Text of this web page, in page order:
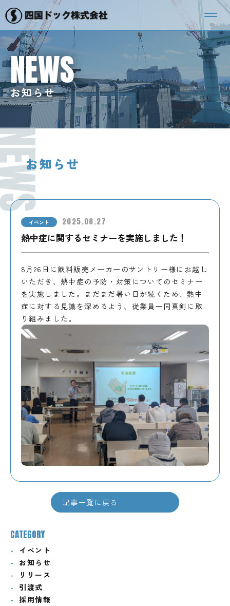
NEWS
お知らせ
お知らせ
CATEGORY
イベント
お知らせ
リリース
引渡式
採用情報
イベント 2025.08.27
熱中症に関するセミナーを実施しました！
8月26日に飲料販売メーカーのサントリー様にお越し
いただき、熱中症の予防・対策についてのセミナー
を実施しました。まだまだ暑い日が続くため、熱中
症に対する見識を深めるよう、従業員一同真剣に取
り組みました。
記事一覧に戻る